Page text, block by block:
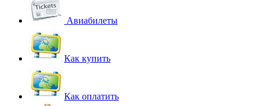
Авиабилеты
Как купить
Как оплатить